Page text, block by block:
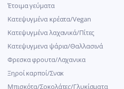
Έτοιμα γεύματα
Κατεψυγμένα κρέατα/Vegan
Kατεψυγμένα λαχανικά/Πίτες
Κατεψυγμενα ψάρια/Θαλλασινά
Φρεσκα φρουτα/Λαχανικα
Ξηροί καρποί/Σνακ
Μπισκότα/Σοκολάτες/Γλυκίσματα